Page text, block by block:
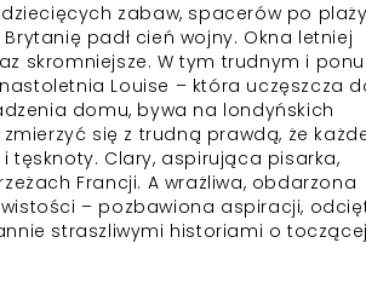
dziecięcych zabaw, spacerów po
padł cień wojny. Okna letniej
skromniejsze. W tym trudnym i
Louise – która uczęszcza
domu, bywa na londyńskich
się z trudną prawdą, że
tęsknoty. Clary, aspirująca pisarka,
Francji. A wrażliwa, obdarzona
– pozbawiona aspiracji,
straszliwymi historiami o